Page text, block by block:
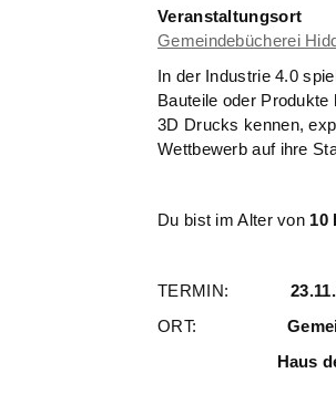
Veranstaltungsort
Gemeindebücherei
In der Industrie 4.0
Bauteile oder
3D Drucks kennen,
Wettbewerb auf ihre
Du bist im Alter von 10
TERMIN:
ORT:
Haus des